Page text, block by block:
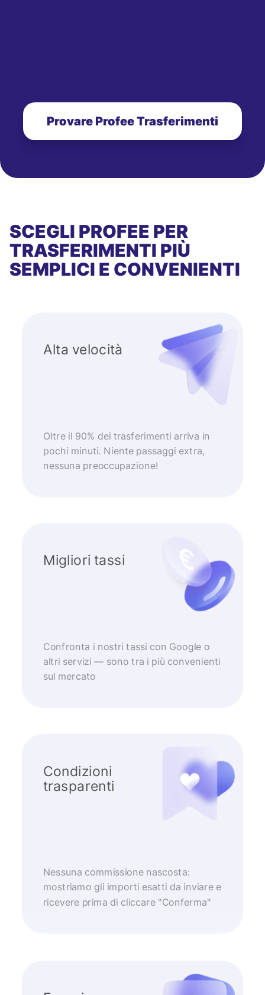
Provare Profee Trasferimenti
SCEGLI PROFEE PER
TRASFERIMENTI PIÙ
SEMPLICI E CONVENIENTI
Alta velocità
Oltre il 90% dei trasferimenti arriva in
pochi minuti. Niente passaggi extra,
nessuna preoccupazione!
Migliori tassi
Confronta i nostri tassi con Google o
altri servizi — sono tra i più convenienti
sul mercato
Condizioni
trasparenti
Nessuna commissione nascosta:
mostriamo gli importi esatti da inviare e
ricevere prima di cliccare "Conferma"